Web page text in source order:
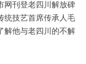
网刊登老四川解放碑
统技艺首席传承人毛
解他与老四川的不解